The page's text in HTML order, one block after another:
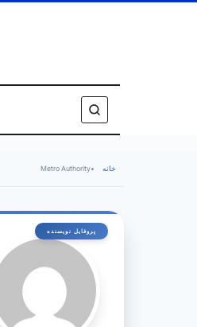
خانه •
Metro Authority